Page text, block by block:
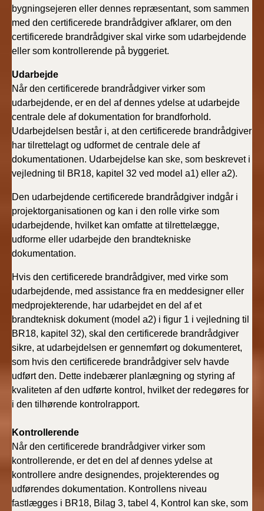
bygningsejeren eller dennes repræsentant, som sammen
med den certificerede brandrådgiver afklarer, om den
certificerede brandrådgiver skal virke som udarbejdende
eller som kontrollerende på byggeriet.
Udarbejde
Når den certificerede brandrådgiver virker som
udarbejdende, er en del af dennes ydelse at udarbejde
centrale dele af dokumentation for brandforhold.
Udarbejdelsen består i, at den certificerede brandrådgiver
har tilrettelagt og udformet de centrale dele af
dokumentationen. Udarbejdelse kan ske, som beskrevet i
vejledning til BR18, kapitel 32 ved model a1) eller a2).
Den udarbejdende certificerede brandrådgiver indgår i
projektorganisationen og kan i den rolle virke som
udarbejdende, hvilket kan omfatte at tilrettelægge,
udforme eller udarbejde den brandtekniske
dokumentation.
Hvis den certificerede brandrådgiver, med virke som
udarbejdende, med assistance fra en meddesigner eller
medprojekterende, har udarbejdet en del af et
brandteknisk dokument (model a2) i figur 1 i vejledning til
BR18, kapitel 32), skal den certificerede brandrådgiver
sikre, at udarbejdelsen er gennemført og dokumenteret,
som hvis den certificerede brandrådgiver selv havde
udført den. Dette indebærer planlægning og styring af
kvaliteten af den udførte kontrol, hvilket der redegøres for
i den tilhørende kontrolrapport.
Kontrollerende
Når den certificerede brandrådgiver virker som
kontrollerende, er det en del af dennes ydelse at
kontrollere andre designendes, projekterendes og
udførendes dokumentation. Kontrollens niveau
fastlægges i BR18, Bilag 3, tabel 4, Kontrol kan ske, som